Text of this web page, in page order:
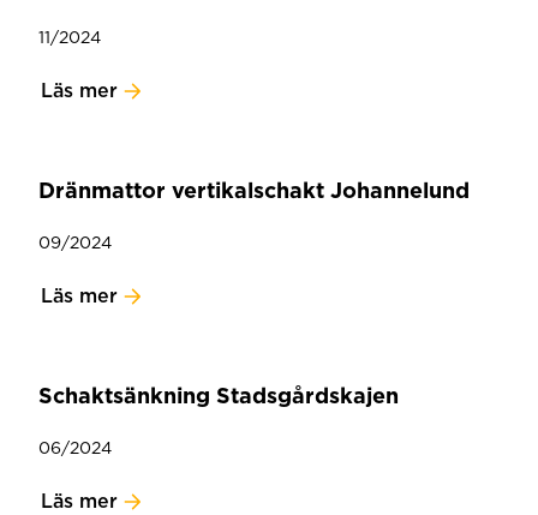
11/2024
Läs mer
Dränmattor vertikalschakt Johannelund
09/2024
Läs mer
Schaktsänkning Stadsgårdskajen
06/2024
Läs mer